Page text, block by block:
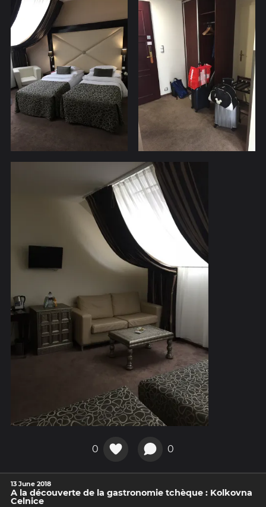
0 0
13 June 2018
A la découverte de la gastronomie tchèque : Kolkovna
Celnice